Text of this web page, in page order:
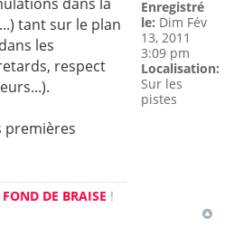
tant sur le plan
les
respect
premières
FOND DE BRAISE !
Enregistré
le: Dim Fév
13, 2011
3:09 pm
Localisation:
Sur les
pistes